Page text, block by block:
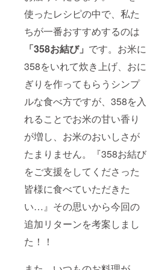
使ったレシピの中で、私た
ちが一番おすすめするのは
「358お結び」 です。お米に
358をいれて炊き上げ、おに
ぎりを作ってもらうシンプ
ルな食べ方ですが、358を入
れることでお米の甘い香り
が増し、お米のおいしさが
たまりません。『358お結び
をご支援をしてくださった
皆様に食べていただきた
い…』その思いから今回の
追加リターンを考案しまし
た！！